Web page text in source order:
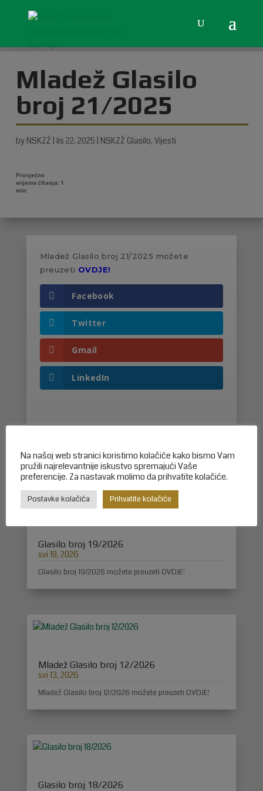
Mladež Glasilo
broj 21/2025
by NSKZŽ lis 22, 2025 NSKZŽ Glasilo, Vijesti
Mladež Glasilo broj 21/2025 možete
preuzeti OVDJE!
Facebook
Twitter
Gmail
LinkedIn
Možda će Vas zanimati i…
Glasilo broj 19/2026
svi 19, 2026
Glasilo broj 19/2026 možete preuzeti OVDJE!
Mladež Glasilo broj 12/2026
svi 13, 2026
Mladež Glasilo broj 12/2026 možete preuzeti OVDJE!
Glasilo broj 18/2026
Na našoj web stranici koristimo kolačiće kako bismo Vam
pružili najrelevantnije iskustvo spremajući Vaše
preferencije. Za nastavak molimo da prihvatite kolačiće.
Postavke kolačića Prihvatite kolačiće